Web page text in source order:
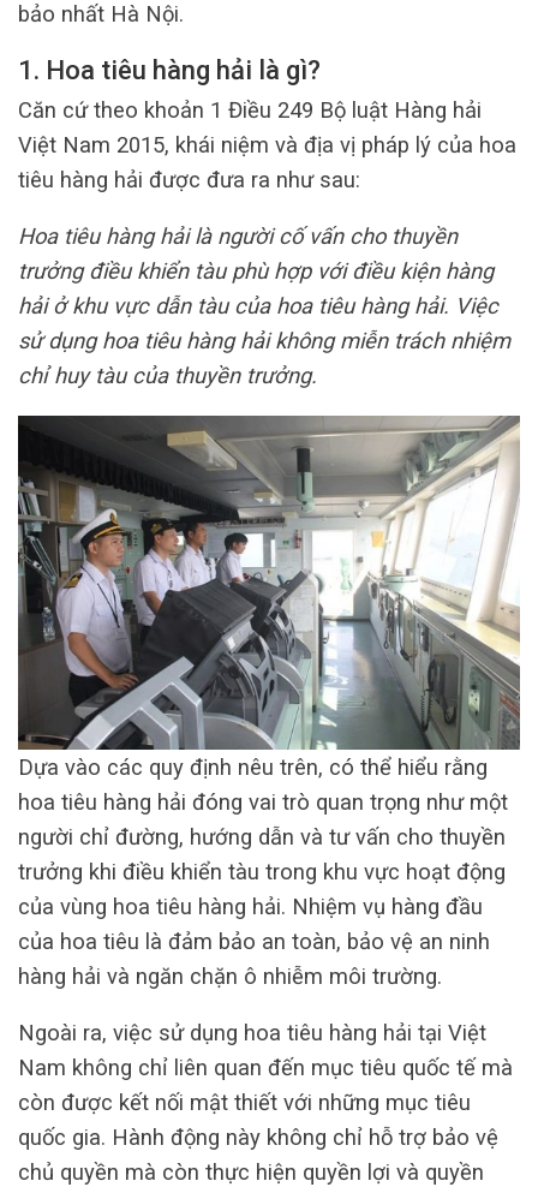
bảo nhất Hà Nội.
1. Hoa tiêu hàng hải là gì?
Căn cứ theo khoản 1 Điều 249 Bộ luật Hàng hải
Việt Nam 2015, khái niệm và địa vị pháp lý của hoa
tiêu hàng hải được đưa ra như sau:
Hoa tiêu hàng hải là người cố vấn cho thuyền
trưởng điều khiển tàu phù hợp với điều kiện hàng
hải ở khu vực dẫn tàu của hoa tiêu hàng hải. Việc
sử dụng hoa tiêu hàng hải không miễn trách nhiệm
chỉ huy tàu của thuyền trưởng.
Dựa vào các quy định nêu trên, có thể hiểu rằng
hoa tiêu hàng hải đóng vai trò quan trọng như một
người chỉ đường, hướng dẫn và tư vấn cho thuyền
trưởng khi điều khiển tàu trong khu vực hoạt động
của vùng hoa tiêu hàng hải. Nhiệm vụ hàng đầu
của hoa tiêu là đảm bảo an toàn, bảo vệ an ninh
hàng hải và ngăn chặn ô nhiễm môi trường.
Ngoài ra, việc sử dụng hoa tiêu hàng hải tại Việt
Nam không chỉ liên quan đến mục tiêu quốc tế mà
còn được kết nối mật thiết với những mục tiêu
quốc gia. Hành động này không chỉ hỗ trợ bảo vệ
chủ quyền mà còn thực hiện quyền lợi và quyền